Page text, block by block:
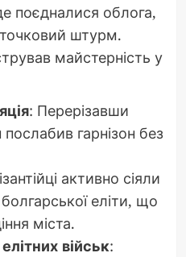
поєдналися облога,
точковий штурм.
майстерність у
: Перерізавши
послабив гарнізон без
активно сіяли
еліти, що
міста.
військ: